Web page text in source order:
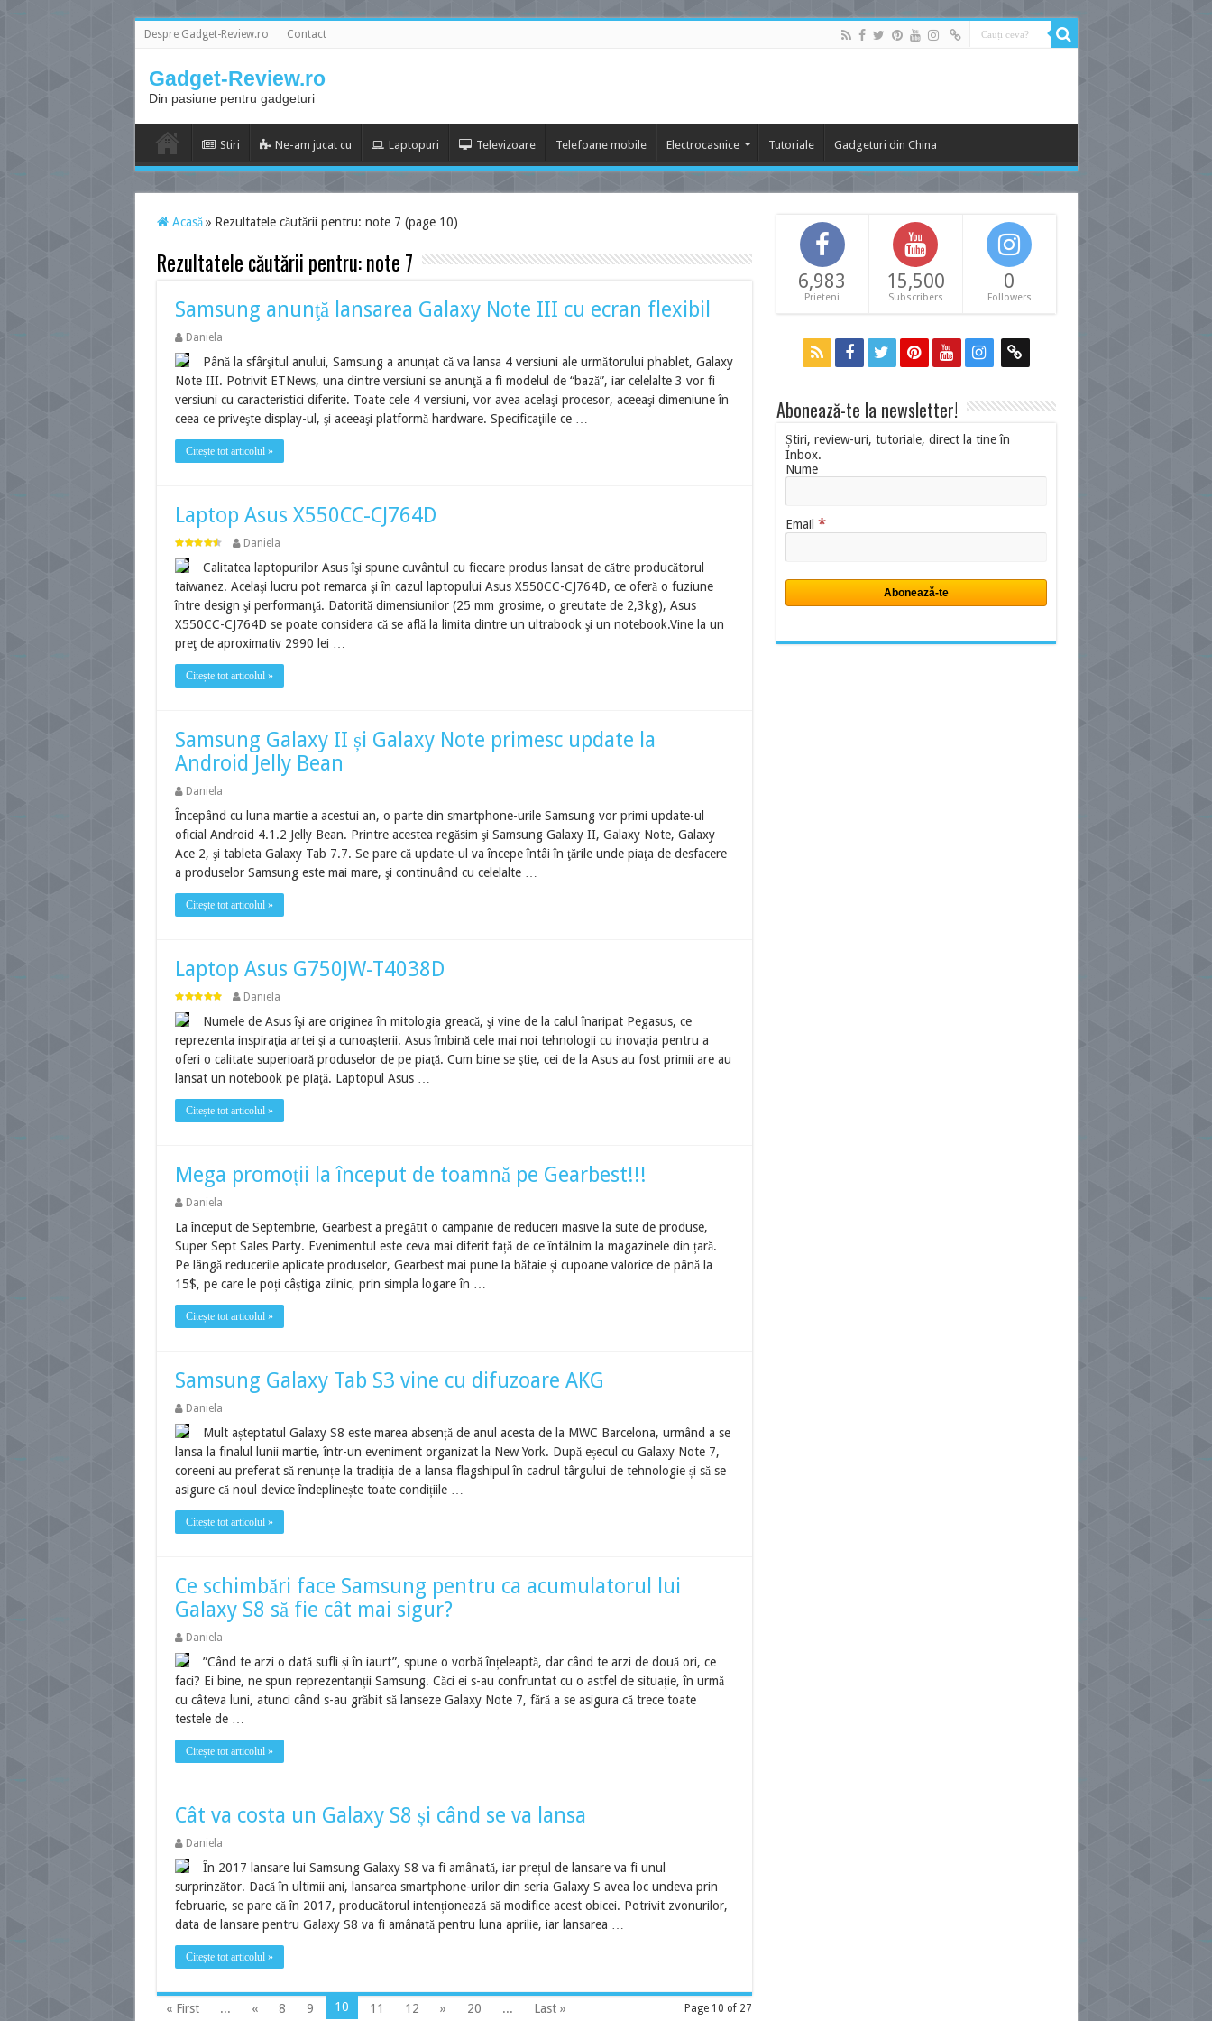
Despre Gadget-Review.ro Contact
Gadget-Review.ro
Din pasiune pentru gadgeturi
Stiri Ne-am jucat cu Laptopuri Televizoare Telefoane mobile Electrocasnice Tutoriale Gadgeturi din China
Acasă » Rezultatele căutării pentru: note 7 (page 10)
Rezultatele căutării pentru:note 7
Samsung anunţă lansarea Galaxy Note III cu ecran flexibil
Daniela
Până la sfârşitul anului, Samsung a anunţat că va lansa 4 versiuni ale următorului phablet, Galaxy
Note III. Potrivit ETNews, una dintre versiuni se anunţă a fi modelul de “bază”, iar celelalte 3 vor fi
versiuni cu caracteristici diferite. Toate cele 4 versiuni, vor avea acelaşi procesor, aceeaşi dimeniune în
ceea ce priveşte display-ul, şi aceeaşi platformă hardware. Specificaţiile ce …
Citește tot articolul »
Laptop Asus X550CC-CJ764D
Daniela
Calitatea laptopurilor Asus îşi spune cuvântul cu fiecare produs lansat de către producătorul
taiwanez. Acelaşi lucru pot remarca şi în cazul laptopului Asus X550CC-CJ764D, ce oferă o fuziune
între design şi performanţă. Datorită dimensiunilor (25 mm grosime, o greutate de 2,3kg), Asus
X550CC-CJ764D se poate considera că se află la limita dintre un ultrabook şi un notebook.Vine la un
preţ de aproximativ 2990 lei …
Citește tot articolul »
Samsung Galaxy II și Galaxy Note primesc update la
Android Jelly Bean
Daniela
Începând cu luna martie a acestui an, o parte din smartphone-urile Samsung vor primi update-ul
oficial Android 4.1.2 Jelly Bean. Printre acestea regăsim şi Samsung Galaxy II, Galaxy Note, Galaxy
Ace 2, şi tableta Galaxy Tab 7.7. Se pare că update-ul va începe întâi în ţările unde piaţa de desfacere
a produselor Samsung este mai mare, şi continuând cu celelalte …
Citește tot articolul »
Laptop Asus G750JW-T4038D
Daniela
Numele de Asus îşi are originea în mitologia greacă, şi vine de la calul înaripat Pegasus, ce
reprezenta inspiraţia artei şi a cunoaşterii. Asus îmbină cele mai noi tehnologii cu inovaţia pentru a
oferi o calitate superioară produselor de pe piaţă. Cum bine se ştie, cei de la Asus au fost primii are au
lansat un notebook pe piaţă. Laptopul Asus …
Citește tot articolul »
Mega promoții la început de toamnă pe Gearbest!!!
Daniela
La început de Septembrie, Gearbest a pregătit o campanie de reduceri masive la sute de produse,
Super Sept Sales Party. Evenimentul este ceva mai diferit față de ce întâlnim la magazinele din țară.
Pe lângă reducerile aplicate produselor, Gearbest mai pune la bătaie și cupoane valorice de până la
15$, pe care le poți câștiga zilnic, prin simpla logare în …
Citește tot articolul »
Samsung Galaxy Tab S3 vine cu difuzoare AKG
Daniela
Mult așteptatul Galaxy S8 este marea absență de anul acesta de la MWC Barcelona, urmând a se
lansa la finalul lunii martie, într-un eveniment organizat la New York. După eșecul cu Galaxy Note 7,
coreeni au preferat să renunțe la tradiția de a lansa flagshipul în cadrul târgului de tehnologie și să se
asigure că noul device îndeplinește toate condițiile …
Citește tot articolul »
Ce schimbări face Samsung pentru ca acumulatorul lui
Galaxy S8 să fie cât mai sigur?
Daniela
”Când te arzi o dată sufli și în iaurt”, spune o vorbă înțeleaptă, dar când te arzi de două ori, ce
faci? Ei bine, ne spun reprezentanții Samsung. Căci ei s-au confruntat cu o astfel de situație, în urmă
cu câteva luni, atunci când s-au grăbit să lanseze Galaxy Note 7, fără a se asigura că trece toate
testele de …
Citește tot articolul »
Cât va costa un Galaxy S8 și când se va lansa
Daniela
În 2017 lansare lui Samsung Galaxy S8 va fi amânată, iar prețul de lansare va fi unul
surprinzător. Dacă în ultimii ani, lansarea smartphone-urilor din seria Galaxy S avea loc undeva prin
februarie, se pare că în 2017, producătorul intenționează să modifice acest obicei. Potrivit zvonurilor,
data de lansare pentru Galaxy S8 va fi amânată pentru luna aprilie, iar lansarea …
Citește tot articolul »
Page 10 of 27
« First ... « 8 9 10 11 12 » 20 ... Last »
6,983
Prieteni
15,500
Subscribers
0
Followers
Abonează-te la newsletter!
Știri, review-uri, tutoriale, direct la tine în
Inbox.
Nume
Email *